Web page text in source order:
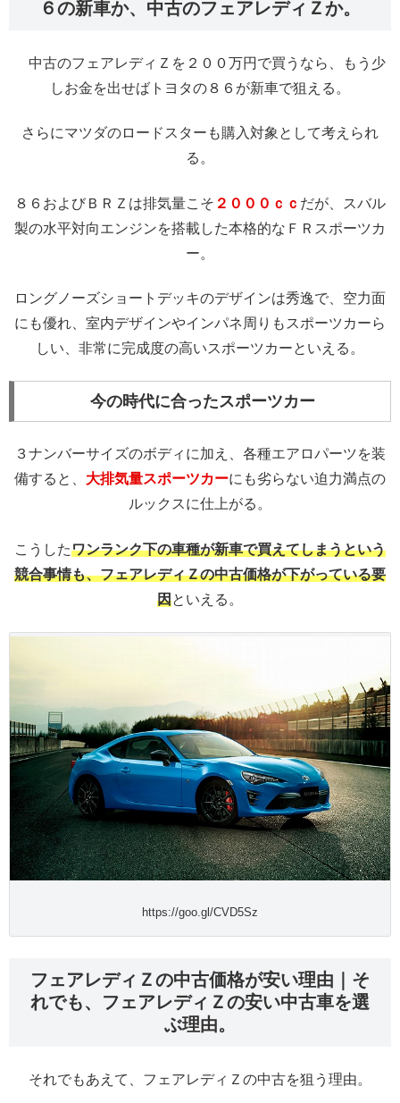
６の新車か、中古のフェアレディＺか。
中古のフェアレディＺを２００万円で買うなら、もう少
しお金を出せばトヨタの８６が新車で狙える。
さらにマツダのロードスターも購入対象として考えられ
る。
８６およびＢＲＺは排気量こそ ２０００ｃｃ だが、スバル
製の水平対向エンジンを搭載した本格的なＦＲスポーツカ
ー。
ロングノーズショートデッキのデザインは秀逸で、空力面
にも優れ、室内デザインやインパネ周りもスポーツカーら
しい、非常に完成度の高いスポーツカーといえる。
今の時代に合ったスポーツカー
３ナンバーサイズのボディに加え、各種エアロパーツを装
備すると、 大排気量スポーツカーにも劣らない迫力満点の
ルックスに仕上がる。
こうしたワンランク下の車種が新車で買えてしまうという
競合事情も、フェアレディＺの中古価格が下がっている要
因といえる。
https://goo.gl/CVD5Sz
フェアレディＺの中古価格が安い理由｜そ
れでも、フェアレディＺの安い中古車を選
ぶ理由。
それでもあえて、フェアレディＺの中古を狙う理由。